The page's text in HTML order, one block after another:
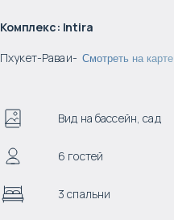
Комплекс: Intira
Пхукет-Раваи- Смотреть на карте
Вид на бассейн, сад
6 гостей
3 спальни